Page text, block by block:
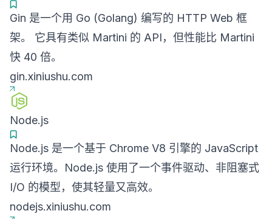
Gin 是一个用 Go (Golang) 编写的 HTTP Web 框
架。 它具有类似 Martini 的 API，但性能比 Martini
快 40 倍。
gin.xiniushu.com
Node.js
Node.js 是一个基于 Chrome V8 引擎的 JavaScript
运行环境。Node.js 使用了一个事件驱动、非阻塞式
I/O 的模型，使其轻量又高效。
nodejs.xiniushu.com